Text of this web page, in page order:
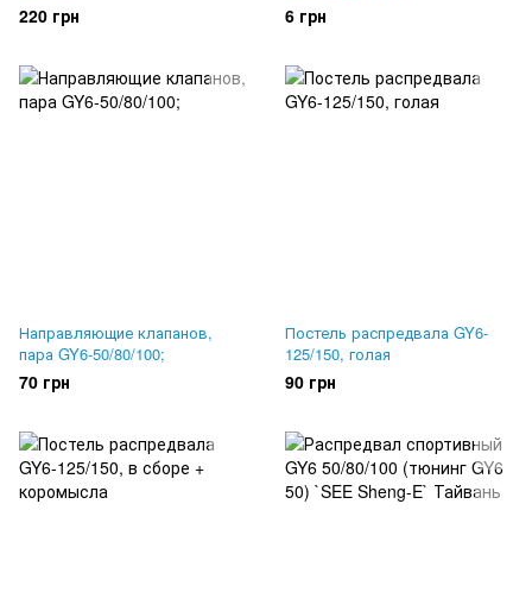
220 грн 6 грн
Направляющие клапанов,
пара GY6-50/80/100;
70 грн
Постель распредвала GY6-
125/150, голая
90 грн